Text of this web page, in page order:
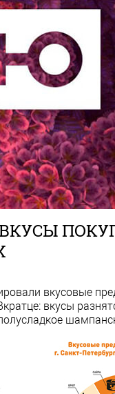
вкусовые
вкусы